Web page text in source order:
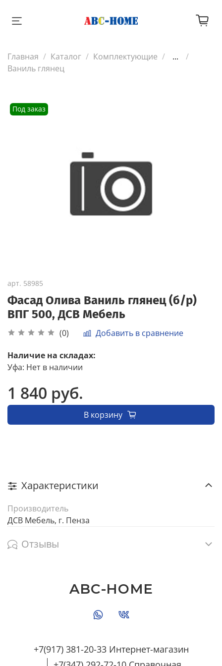
Главная Каталог Комплектующие
...
Ваниль глянец
Под заказ
арт. 58985
Фасад Олива Ваниль глянец (б/р)
ВПГ 500, ДСВ Мебель
(0) Добавить в сравнение
Наличие на складах:
Уфа: Нет в наличии
1 840 руб.
В корзину
Характеристики
Производитель
ДСВ Мебель, г. Пенза
Отзывы
+7(917) 381-20-33 Интернет-магазин
ABC-HOME